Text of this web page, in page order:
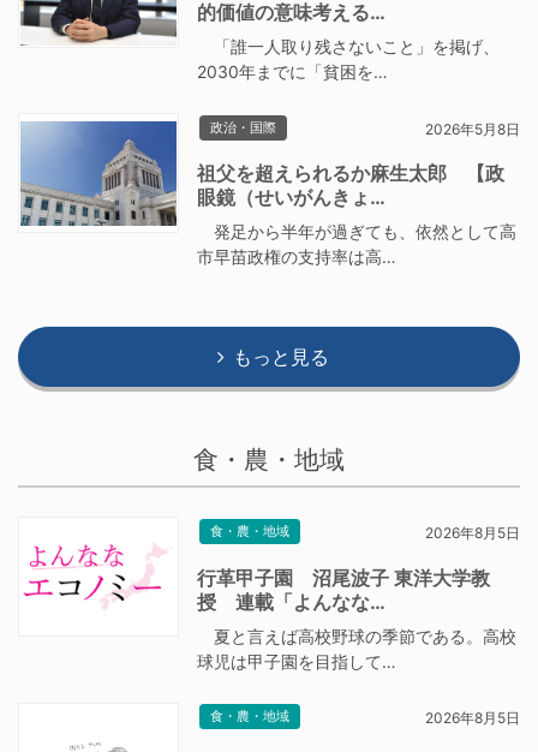
的価値の意味考える…
「誰一人取り残さないこと」を掲げ、
2030年までに「貧困を…
政治・国際 2026年5月8日
祖父を超えられるか麻生太郎 【政
眼鏡（せいがんきょ…
発足から半年が過ぎても、依然として高
市早苗政権の支持率は高…
もっと見る
食・農・地域
食・農・地域 2026年8月5日
行革甲子園 沼尾波子 東洋大学教
授 連載「よんなな…
夏と言えば高校野球の季節である。高校
球児は甲子園を目指して…
食・農・地域 2026年8月5日